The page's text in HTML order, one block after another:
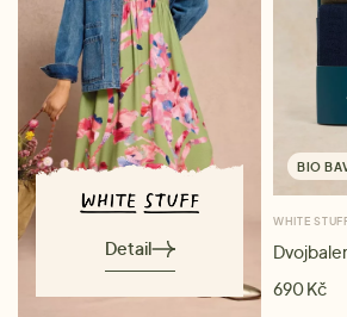
Detail
BIO
WHITE
690 Kč